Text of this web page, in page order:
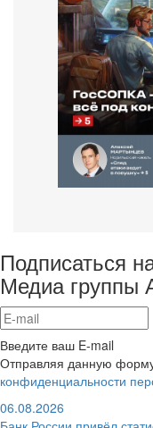
Подписаться
Медиа группы
Введите ваш E-mail
Отправляя данную
конфиденциальности
06.08.2026